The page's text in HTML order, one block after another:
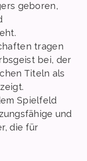
geboren,
tragen
bei, der
Titeln als
Spielfeld
und
die für